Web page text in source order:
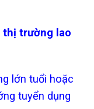
thị trường lao
lớn tuổi hoặc
tuyển dụng